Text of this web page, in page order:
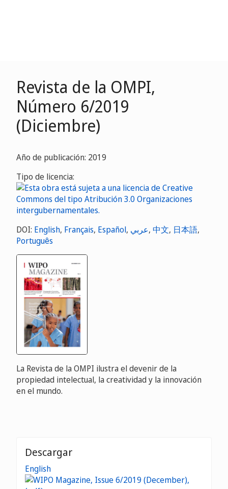
Revista de la OMPI,
Número 6/2019
(Diciembre)
Año de publicación: 2019
Tipo de licencia:
DOI: English, Français, Español, عربي, 中文, 日本語,
Português
La Revista de la OMPI ilustra el devenir de la
propiedad intelectual, la creatividad y la innovación
en el mundo.
Descargar
English